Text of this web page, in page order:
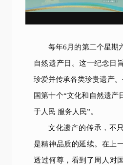
每年6月的第二个星期
自然遗产日。这一纪念日
珍爱并传承各类珍贵遗产
国第十个“文化和自然遗产
于人民 服务人民”。
文化遗产的传承，不
是精神品质的延续。在上
透过何尊，看到了周人对